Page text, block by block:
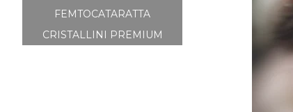
FEMTOCATARATTA
CRISTALLINI PREMIUM